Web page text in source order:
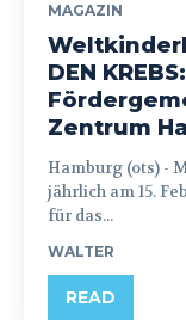
MAGAZIN
DEN
Zentrum
Hamburg (ots) - Mit dem Weltkinderkrebstag, der
jährlich am 15.
für das...
WALTER
READ